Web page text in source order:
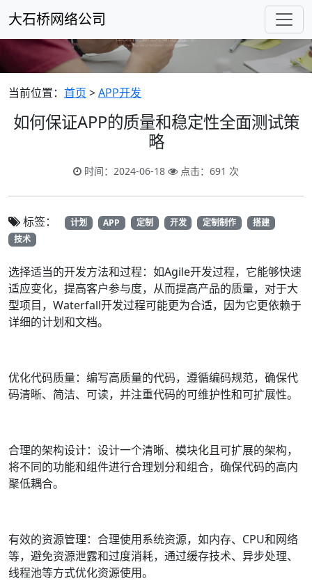
大石桥网络公司
当前位置： 首页 >APP开发
如何保证APP的质量和稳定性全面测试策
略
时间：2024-06-18 点击：691 次
标签： 计划 APP 定制 开发 定制制作
搭建
技术
选择适当的开发方法和过程：如Agile开发过程，它能够快速
适应变化，提高客户参与度，从而提高产品的质量，对于大
型项目，Waterfall开发过程可能更为合适，因为它更依赖于
详细的计划和文档。
优化代码质量：编写高质量的代码，遵循编码规范，确保代
码清晰、简洁、可读，并注重代码的可维护性和可扩展性。
合理的架构设计：设计一个清晰、模块化且可扩展的架构，
将不同的功能和组件进行合理划分和组合，确保代码的高内
聚低耦合。
有效的资源管理：合理使用系统资源，如内存、CPU和网络
等，避免资源泄露和过度消耗，通过缓存技术、异步处理、
线程池等方式优化资源使用。